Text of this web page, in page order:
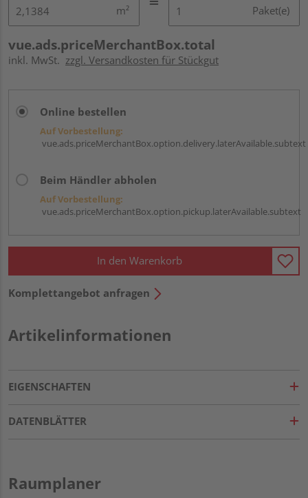
m² Paket(e)
vue.ads.priceMerchantBox.total
inkl. MwSt. zzgl. Versandkosten für Stückgut
Online bestellen
Auf Vorbestellung:
vue.ads.priceMerchantBox.option.delivery.laterAvailable.subtext
Beim Händler abholen
Auf Vorbestellung:
vue.ads.priceMerchantBox.option.pickup.laterAvailable.subtext
In den Warenkorb
Komplettangebot anfragen
Artikelinformationen
EIGENSCHAFTEN
DATENBLÄTTER
Raumplaner